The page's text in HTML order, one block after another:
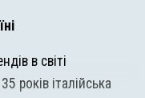
в світі
років італійська